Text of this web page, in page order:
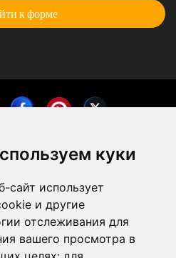
куки
сайт использует
и другие
отслеживания для
вашего просмотра в
к форме